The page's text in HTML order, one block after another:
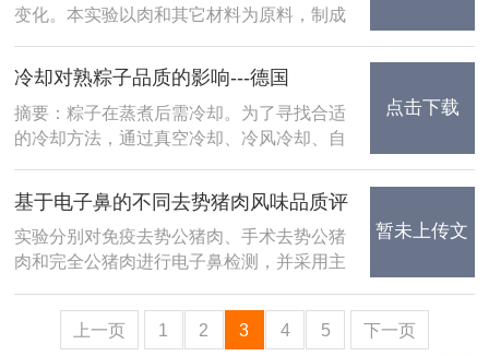
变化。本实验以肉和其它材料为原料，制成
冻水饺在4℃和18℃贮存下水饺馅品质的变
化，测定的指标包括水分含量、TBA值、
pH、过......
点击下载
冷却对熟粽子品质的影响---德国
AIRSENSE电子鼻
摘要：粽子在蒸煮后需冷却。为了寻找合适
的冷却方法，通过真空冷却、冷风冷却、自
定这些粽子的品质差异。结果表明：与常规
冷却方式相比较，真空冷却速率高
（P<0.05）......
暂未上传文
件
基于电子鼻的不同去势猪肉风味品质评
价---德国AIRSENSE电子鼻
实验分别对免疫去势公猪肉、手术去势公猪
肉和完全公猪肉进行电子鼻检测，并采用主
分析分别对电子鼻15s、30s和60s响应值进
行统计处理。结果表明，主成分分析效果不
上一页 1 2 3 4 5 下一页